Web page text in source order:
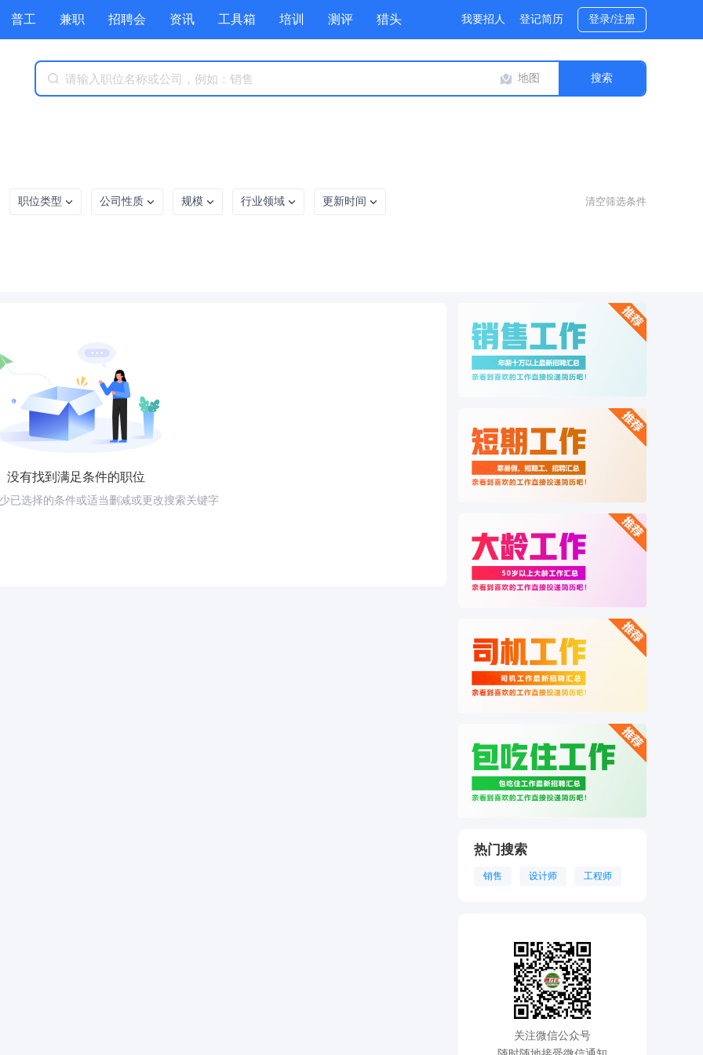
普工 兼职 招聘会 资讯 工具箱 培训 测评 猎头 我要招人 登记简历 登录/注册
地图
职位类型 公司性质 规模 行业领域 更新时间 清空筛选条件
没有找到满足条件的职位
已选择的条件或适当删减或更改搜索关键字
热门搜索
销售 设计师 工程师
关注微信公众号